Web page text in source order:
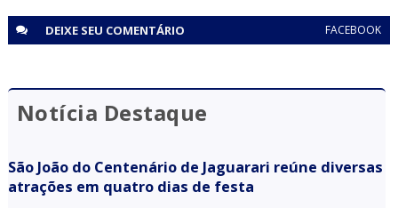
DEIXE SEU COMENTÁRIO FACEBOOK
Notícia Destaque
São João do Centenário de Jaguarari reúne diversas
atrações em quatro dias de festa